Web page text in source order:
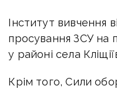
Інститут вивчення
просування ЗСУ на
у районі села
Крім того, Сили